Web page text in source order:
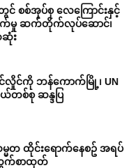
စစ်အုပ်စု လေကြောင်းနှင့်
မှု ဆက်တိုက်လုပ်ဆောင်၊
ဆုံး
လှိုင်ကို ဘန်ကောက်မြို့၊ UN
တစ်စု ဆန္ဒပြ
မ္မတ ထိုင်းရောက်နေစဥ် အရပ်
က်စာထုတ်